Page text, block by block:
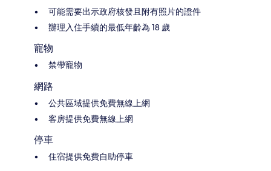
可能需要出示政府核發且附有照片的證件
辦理入住手續的最低年齡為 18 歲
寵物
禁帶寵物
網路
公共區域提供免費無線上網
客房提供免費無線上網
停車
住宿提供免費自助停車